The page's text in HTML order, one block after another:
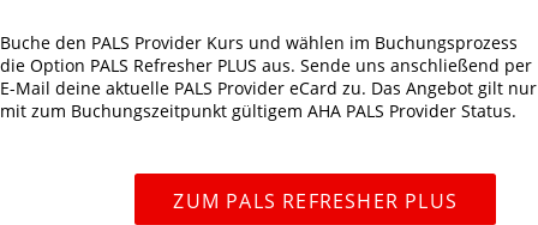
Buche den PALS Provider Kurs und wählen im Buchungsprozess
die Option PALS Refresher PLUS aus. Sende uns anschließend per
E-Mail deine aktuelle PALS Provider eCard zu. Das Angebot gilt nur
mit zum Buchungszeitpunkt gültigem AHA PALS Provider Status.
ZUM PALS REFRESHER PLUS